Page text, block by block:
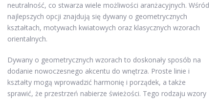
neutralność, co stwarza wiele możliwości aranżacyjnych. Wśród
najlepszych opcji znajdują się dywany o geometrycznych
kształtach, motywach kwiatowych oraz klasycznych wzorach
orientalnych.
Dywany o geometrycznych wzorach to doskonały sposób na
dodanie nowoczesnego akcentu do wnętrza. Proste linie i
kształty mogą wprowadzić harmonię i porządek, a także
sprawić, że przestrzeń nabierze świeżości. Tego rodzaju wzory